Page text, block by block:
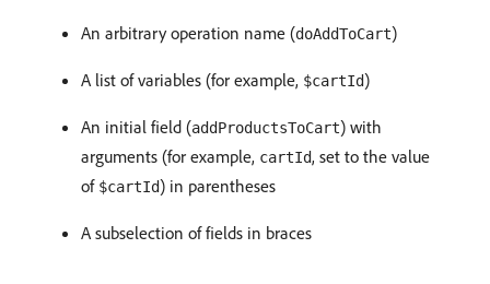
An arbitrary operation name (doAddToCart)
A list of variables (for example, $cartId)
An initial field (addProductsToCart) with
arguments (for example, cartId, set to the value
of $cartId) in parentheses
A subselection of fields in braces